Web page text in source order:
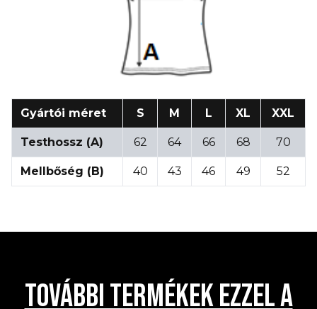
Gyártói méret S M L XL XXL
Testhossz (A) 62 64 66 68 70
Mellbőség (B) 40 43 46 49 52
TOVÁBBI TERMÉKEK EZZEL A